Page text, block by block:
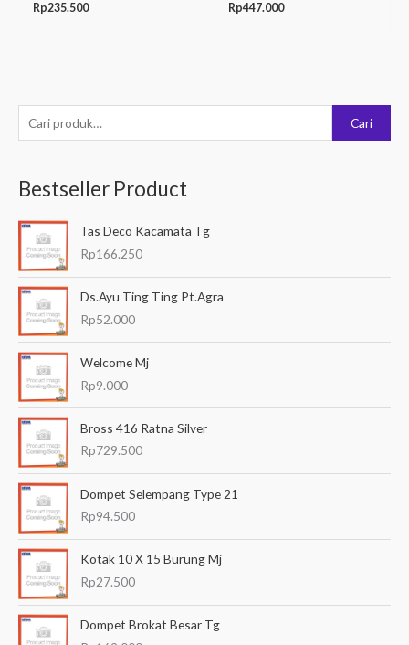
e
c
a
u
n
u
Cari
Bestseller Product
Tas Deco Kacamata Tg
Rp166.250
Ds.Ayu Ting Ting Pt.Agra
Rp52.000
Welcome Mj
Rp9.000
Bross 416 Ratna Silver
Rp729.500
Dompet Selempang Type 21
Rp94.500
Kotak 10 X 15 Burung Mj
Rp27.500
Dompet Brokat Besar Tg
Rp235.500 Rp447.000